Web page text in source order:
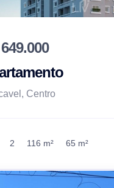
Centro
2 116 m² 65 m²